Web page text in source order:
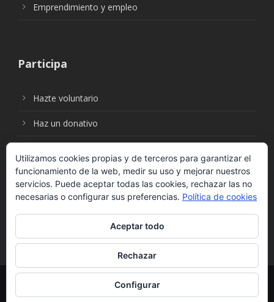
Emprendimiento y empleo
Participa
Hazte voluntario
Haz un donativo
Síguenos en:
© Fundación Social Universal. Todos los derechos
reservados. |Política de Protección de Datos
Utilizamos cookies propias y de terceros para garantizar el
funcionamiento de la web, medir su uso y mejorar nuestros
servicios. Puede aceptar todas las cookies, rechazar las no
necesarias o configurar sus preferencias. Política de cookies
Aceptar todo
Rechazar
Configurar